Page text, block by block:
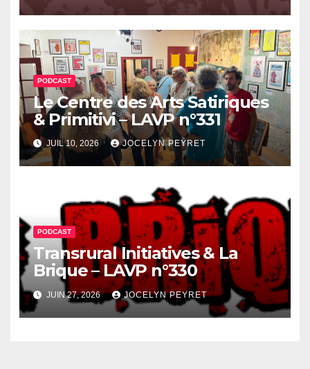
PODCAST
Le Centre des Arts Satiriques
& Primitivi – LAVP n°331
JUIL 10, 2026 JOCELYN PEYRET
PODCAST
Transrural Initiatives & La
Brique – LAVP n°330
JUIN 27, 2026 JOCELYN PEYRET